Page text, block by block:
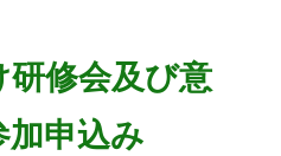
研修会及び意
加申込み